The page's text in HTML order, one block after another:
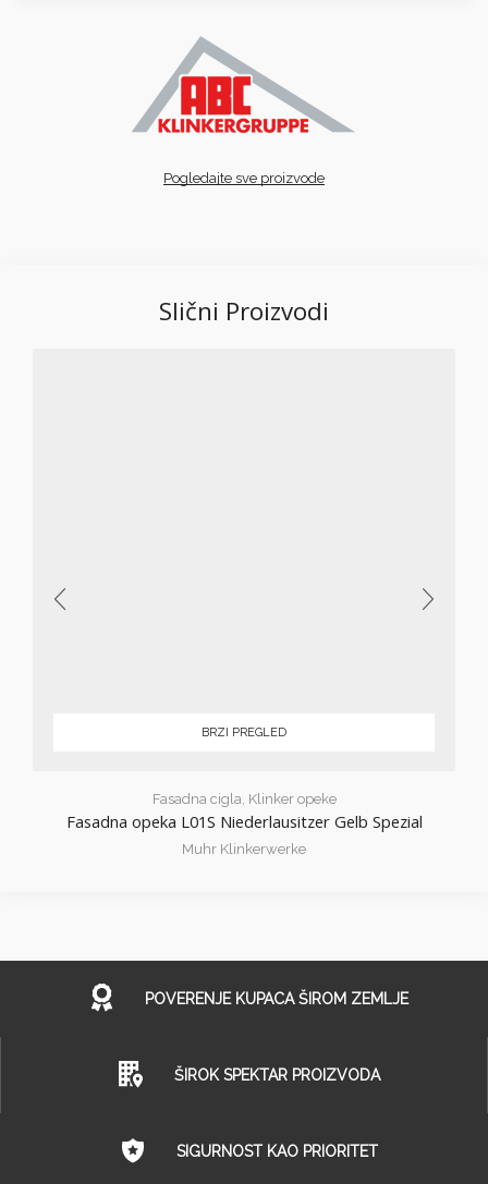
Pogledajte sve proizvode
Slični Proizvodi
BRZI PREGLED
Fasadna cigla, Klinker opeke
Fasadna opeka L01S Niederlausitzer Gelb Spezial
Muhr Klinkerwerke
POVERENJE KUPACA ŠIROM ZEMLJE
ŠIROK SPEKTAR PROIZVODA
SIGURNOST KAO PRIORITET